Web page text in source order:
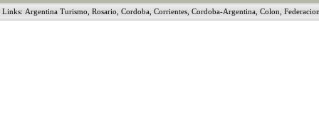
Links: Argentina Turismo Rosario Cordoba Corrientes Cordoba-Argentina Colon